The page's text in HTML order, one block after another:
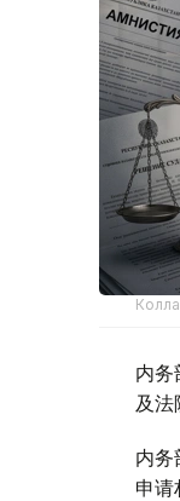
内务
及法
内务
申请